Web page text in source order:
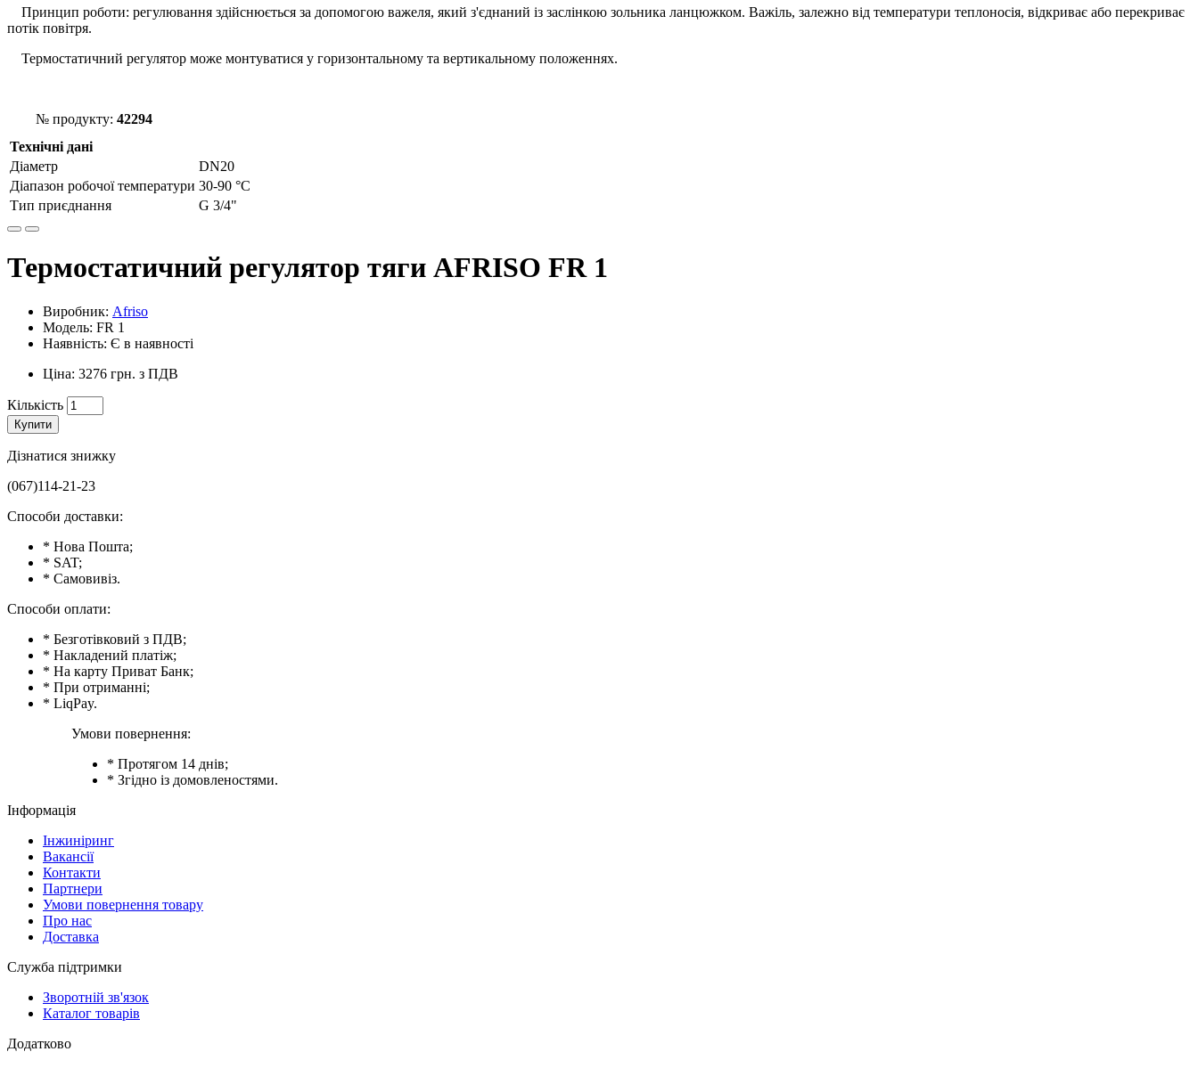
Принцип роботи: регулювання здійснюється за допомогою важеля, який з'єднаний із заслінкою зольника ланцюжком. Важіль, залежно від температури теплоносія, відкриває або перекриває
потік повітря.
Термостатичний регулятор може монтуватися у горизонтальному та вертикальному положеннях.
№ продукту: 42294
Технічні дані
Діаметр
DN20
Діапазон робочої температури 30-90 °С
Тип приєднання
G 3/4"
Термостатичний регулятор тяги AFRISO FR 1
Виробник: Afriso
Модель: FR 1
Наявність: Є в наявності
Ціна: 3276 грн. з ПДВ
Кількість
Купити
Дізнатися знижку
(067)114-21-23
Способи доставки:
* Нова Пошта;
* SAT;
* Самовивіз.
Способи оплати:
* Безготівковий з ПДВ;
* Накладений платіж;
* На карту Приват Банк;
* При отриманні;
* LiqPay.
Умови повернення:
* Протягом 14 днів;
* Згідно із домовленостями.
Інформація
Інжиніринг
Вакансії
Контакти
Партнери
Умови повернення товару
Про нас
Доставка
Служба підтримки
Зворотній зв'язок
Каталог товарів
Додатково